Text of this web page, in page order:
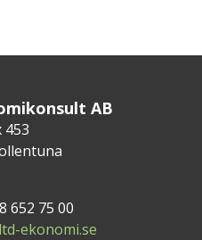
AB
453
652 75 00
ekonomi.se